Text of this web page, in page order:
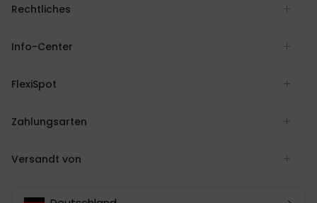
Rechtliches
Info-Center
FlexiSpot
Zahlungsarten
Versandt von